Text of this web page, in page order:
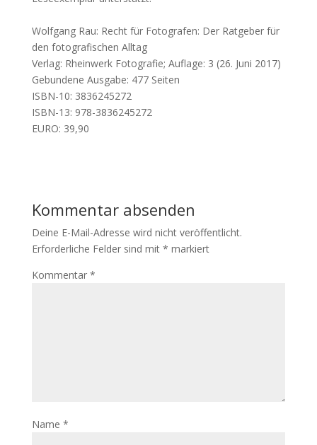
Wolfgang Rau: Recht für Fotografen: Der Ratgeber für
den fotografischen Alltag
Verlag: Rheinwerk Fotografie; Auflage: 3 (26. Juni 2017)
Gebundene Ausgabe: 477 Seiten
ISBN-10: 3836245272
ISBN-13: 978-3836245272
EURO: 39,90
Kommentar absenden
Deine E-Mail-Adresse wird nicht veröffentlicht.
Erforderliche Felder sind mit * markiert
Kommentar *
Name *